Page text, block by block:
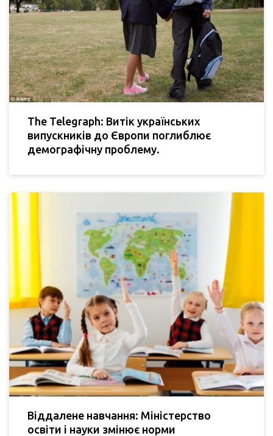
The Telegraph: Витік українських
випускників до Європи поглиблює
демографічну проблему.
Віддалене навчання: Міністерство
освіти і науки змінює норми